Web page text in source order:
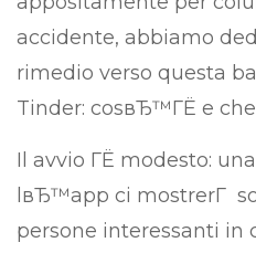
accidente, abbiamo
rimedio verso questa
Tinder: cosвЂ™ГЁ e
Il avvio ГЁ modesto:
lвЂ™app ci mostrerГ
persone interessanti in